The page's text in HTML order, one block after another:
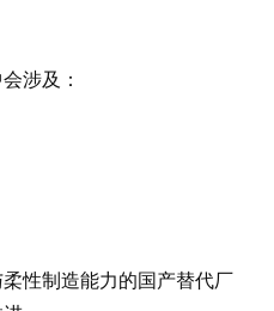
涉及：
性制造能力的国产替代厂